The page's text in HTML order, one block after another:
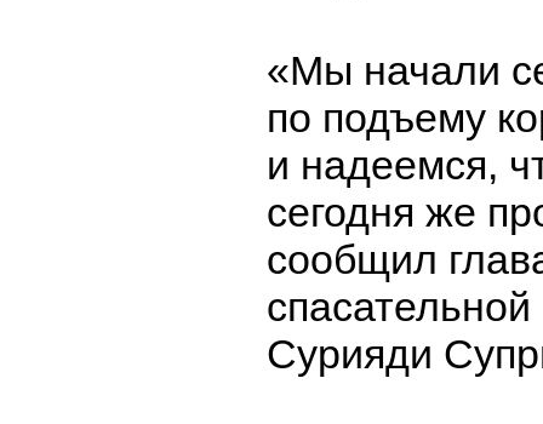
«Мы начали
по подъему
и надеемся,
сегодня же
сообщил
Сурияди